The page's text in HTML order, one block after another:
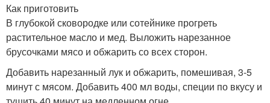
Как приготовить
В глубокой сковородке или сотейнике прогреть
растительное масло и мед. Выложить нарезанное
брусочками мясо и обжарить со всех сторон.
Добавить нарезанный лук и обжарить, помешивая, 3-5
минут с мясом. Добавить 400 мл воды, специи по вкусу и